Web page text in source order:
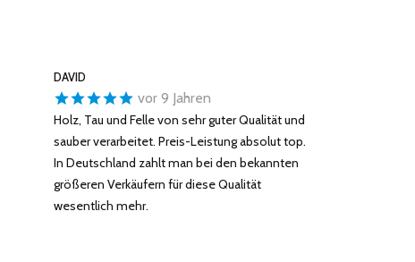
DAVID
vor 9 Jahren
Holz, Tau und Felle von sehr guter Qualität und
sauber verarbeitet. Preis-Leistung absolut top.
In Deutschland zahlt man bei den bekannten
größeren Verkäufern für diese Qualität
wesentlich mehr.